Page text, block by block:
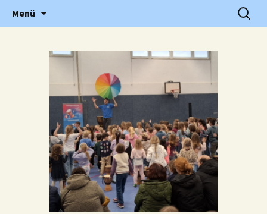
PGS
Grundschule in Holzwickede Hengsen
Menü
Suchen
nach: